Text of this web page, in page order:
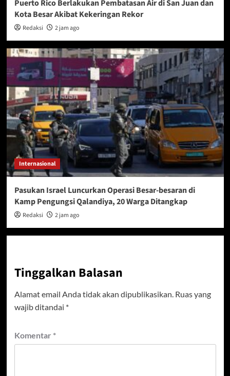
Puerto Rico Berlakukan Pembatasan Air di San Juan dan
Kota Besar Akibat Kekeringan Rekor
Redaksi 2 jam ago
Internasional
Pasukan Israel Luncurkan Operasi Besar-besaran di
Kamp Pengungsi Qalandiya, 20 Warga Ditangkap
Redaksi 2 jam ago
Tinggalkan Balasan
Alamat email Anda tidak akan dipublikasikan. Ruas yang
wajib ditandai *
Komentar *